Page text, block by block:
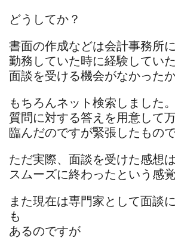
どうしてか？
書面の作成などは会計事務所に
勤務していた時に経験してい
面談を受ける機会がなかったか
もちろんネット検索しました。
質問に対する答えを用意して
臨んだのですが緊張したもので
ただ実際、面談を受けた感想
スムーズに終わったという感覚
また現在は専門家として面談
も
あるのですが